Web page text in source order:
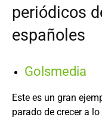
periódicos
españoles
Golsmedia
Este es un gran
parado de crecer a